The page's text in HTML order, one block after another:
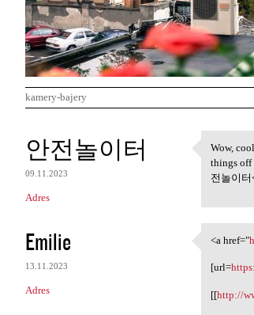
kamery-bajery
K
o
m
e
n
t
a
r
안전놀이터
09.11.2023
Adres
Wow,
Wow,
things off
전놀이터
Emilie
13.11.2023
Adres
<a
<a href="
[url=
[[http://